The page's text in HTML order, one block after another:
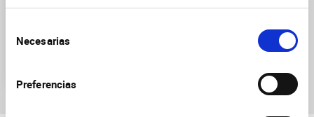
Necesarias
Preferencias
Cell Plasticity in